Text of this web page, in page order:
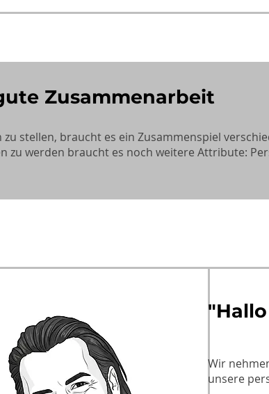
Zusammenarbeit
stellen, braucht es ein Zusammenspiel
zu werden braucht es noch weitere Attribute:
Wir
unsere